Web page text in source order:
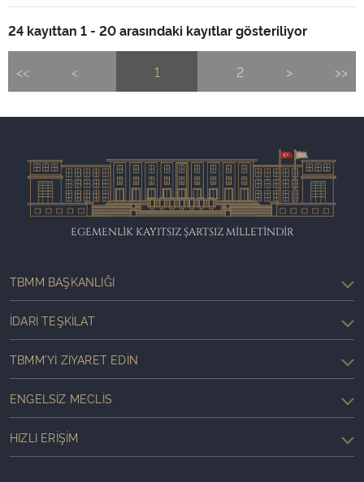
24 kayıttan 1 - 20 arasındaki kayıtlar gösteriliyor
<< < 1 2 > >>
EGEMENLİK KAYITSIZ ŞARTSIZ MİLLETİNDİR
TBMM BAŞKANLIĞI
İDARI TEŞKILAT
TBMM'YI ZIYARET EDIN
ENGELSIZ MECLIS
HIZLI ERIŞIM